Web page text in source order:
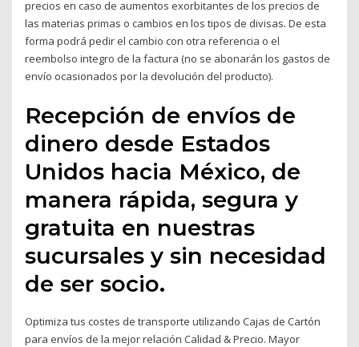
precios en caso de aumentos exorbitantes de los precios de
las materias primas o cambios en los tipos de divisas. De esta
forma podrá pedir el cambio con otra referencia o el
reembolso integro de la factura (no se abonarán los gastos de
envío ocasionados por la devolución del producto).
Recepción de envíos de
dinero desde Estados
Unidos hacia México, de
manera rápida, segura y
gratuita en nuestras
sucursales y sin necesidad
de ser socio.
Optimiza tus costes de transporte utilizando Cajas de Cartón
para envíos de la mejor relación Calidad & Precio. Mayor